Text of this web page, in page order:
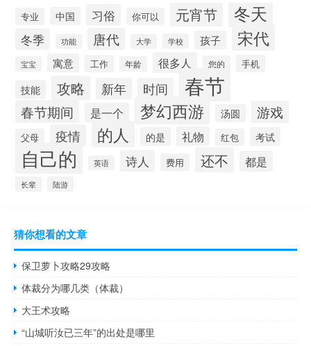
专业 中国 习俗 你可以 元宵节 冬天
冬季 功能 唐代 大学 学校 孩子 宋代
宝宝 寓意 工作 年龄 很多人 您的 手机
技能 攻略 新年 时间 春节
春节期间 是一个 梦幻西游 汤圆 游戏
父母 疫情 的人 的是 礼物 红包 考试
自己的 英语 诗人 费用 还不 都是
长辈 陆游
猜你想看的文章
保卫萝卜攻略29攻略
体裁分为哪几类（体裁）
大王术攻略
“山城听汝已三年”的出处是哪里